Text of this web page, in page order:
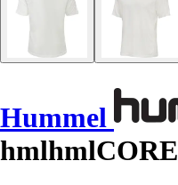
Hummel
hmlhmlCORE